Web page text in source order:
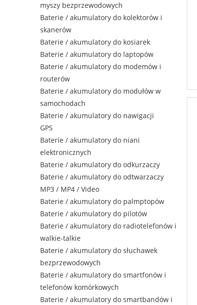
myszy bezprzewodowych
Baterie / akumulatory do kolektorów i
skanerów
Baterie / akumulatory do kosiarek
Baterie / akumulatory do laptopów
Baterie / akumulatory do modemów i
routerów
Baterie / akumulatory do modułów w
samochodach
Baterie / akumulatory do nawigacji
GPS
Baterie / akumulatory do niani
elektronicznych
Baterie / akumulatory do odkurzaczy
Baterie / akumulatory do odtwarzaczy
MP3 / MP4 / Video
Baterie / akumulatory do palmptopów
Baterie / akumulatory do pilotów
Baterie / akumulatory do radiotelefonów i
walkie-talkie
Baterie / akumulatory do słuchawek
bezprzewodowych
Baterie / akumulatory do smartfonów i
telefonów komórkowych
Baterie / akumulatory do smartbandów i